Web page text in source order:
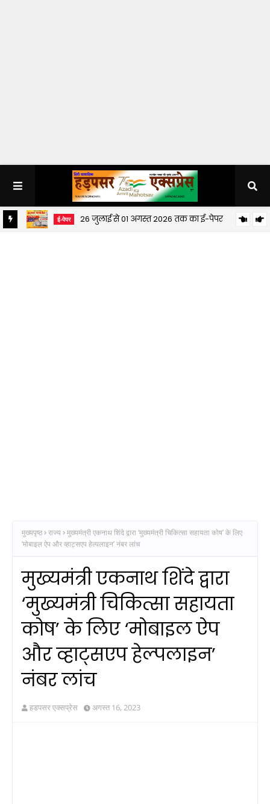
ई-पेपर 26 जुलाई से 01 अगस्त 2026 तक का ई-पेपर
मुख्यपृष्ठ राज्य मुख्यमंत्री एकनाथ शिंदे द्वारा ‘मुख्यमंत्री चिकित्सा सहायता कोष’ के लिए
‘मोबाइल ऐप और व्हाट्सएप हेल्पलाइन’ नंबर लांच
मुख्यमंत्री एकनाथ शिंदे द्वारा
‘मुख्यमंत्री चिकित्सा सहायता
कोष’ के लिए ‘मोबाइल ऐप
और व्हाट्सएप हेल्पलाइन’
नंबर लांच
हडपसर एक्सप्रेस अगस्त 16, 2023